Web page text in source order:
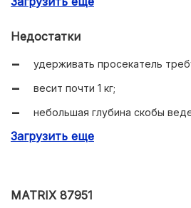
Недостатки
удерживать просекатель
весит почти 1 кг;
небольшая глубина скобы
Загрузить еще
MATRIX 87951